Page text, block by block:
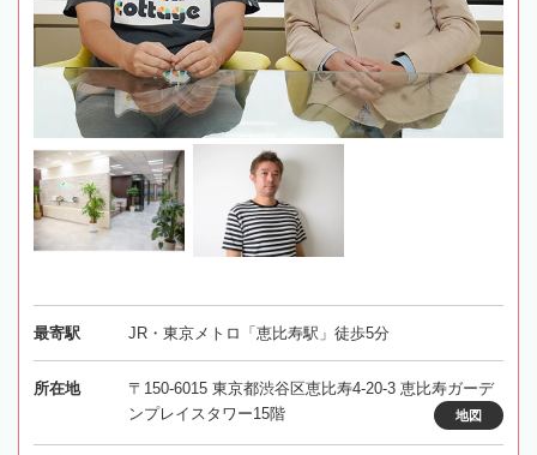
最寄駅 JR・東京メトロ「恵比寿駅」徒歩5分
所在地
〒150-6015 東京都渋谷区恵比寿4-20-3 恵比寿ガーデ
ンプレイスタワー15階
地図